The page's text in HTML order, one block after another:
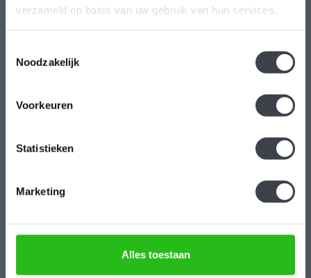
verzameld op basis van uw gebruik van hun services.
Noodzakelijk
Voorkeuren
Statistieken
Marketing
Alles toestaan
Hoogstraat 45
Reviews